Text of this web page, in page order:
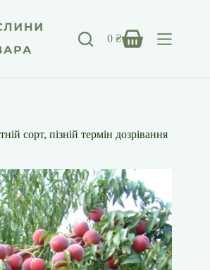
Кошик
0₴
сорт, пізній термін дозрівання